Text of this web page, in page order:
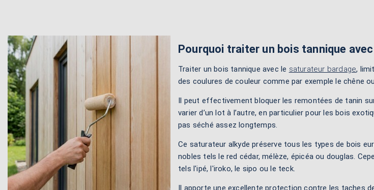
Pourquoi traiter un bois tannique
Traiter un bois tannique avec le saturateur bardage,
des coulures de couleur comme par exemple le chêne
Il peut effectivement bloquer les remontées de tanin
varier d’un lot à l’autre, en particulier pour les bois
pas séché assez longtemps.
Ce saturateur alkyde préserve tous les types de bois
nobles tels le red cédar, mélèze, épicéa ou douglas.
tels l'ipé, l'iroko, le sipo ou le teck.
Il apporte une excellente protection contre les taches